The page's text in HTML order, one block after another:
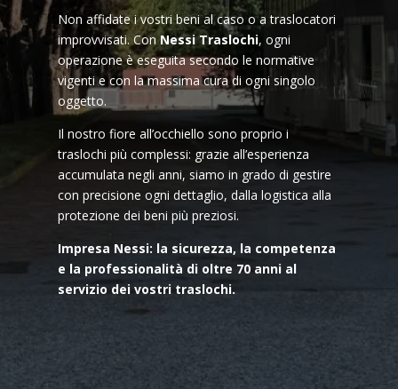
Non affidate i vostri beni al caso o a traslocatori
improvvisati. ConNessi Traslochi, ogni
operazione è eseguita secondo le normative
vigenti e con la massima cura di ogni singolo
oggetto.
Il nostro fiore all’occhiello sono proprio i
traslochi più complessi: grazie all’esperienza
accumulata negli anni, siamo in grado di gestire
con precisione ogni dettaglio, dalla logistica alla
protezione dei beni più preziosi.
Impresa Nessi: la sicurezza, la competenza
e la professionalità di oltre 70 anni al
servizio dei vostri traslochi.